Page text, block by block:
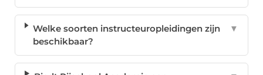
Welke soorten instructeuropleidingen zijn
beschikbaar?
▼